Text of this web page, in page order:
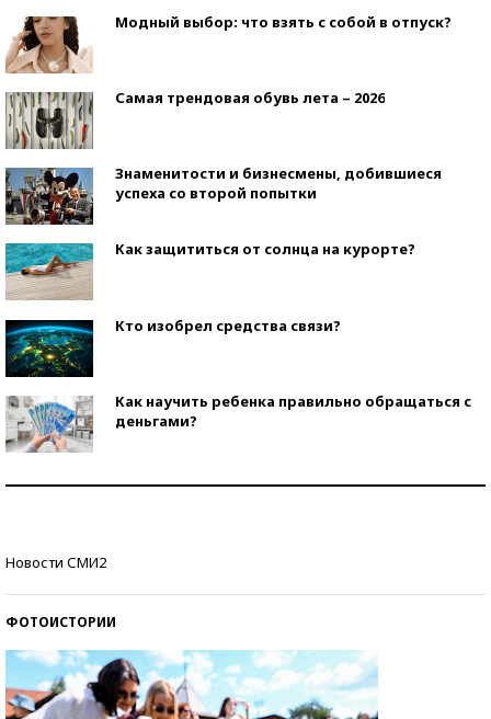
Модный выбор: что взять с собой в отпуск?
Самая трендовая обувь лета – 2026
Знаменитости и бизнесмены, добившиеся
успеха со второй попытки
Как защититься от солнца на курорте?
Кто изобрел средства связи?
Как научить ребенка правильно обращаться с
деньгами?
Новости СМИ2
ФОТОИСТОРИИ